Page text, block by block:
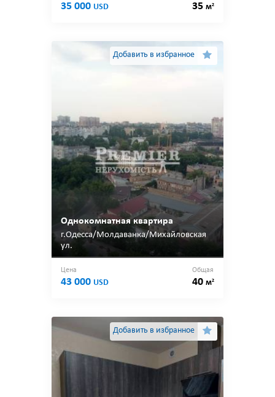
35 000 USD 35 м2
Добавить в избранное
Однокомнатная квартира
г.Одесса/Молдаванка/Михайловская
ул.
Цена
43 000 USD
Общая
40 м2
Добавить в избранное